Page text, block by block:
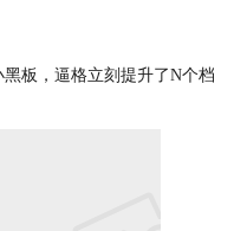
板，逼格立刻提升了N个档